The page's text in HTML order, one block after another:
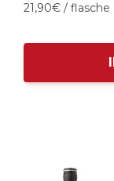
21,90€ / flasche